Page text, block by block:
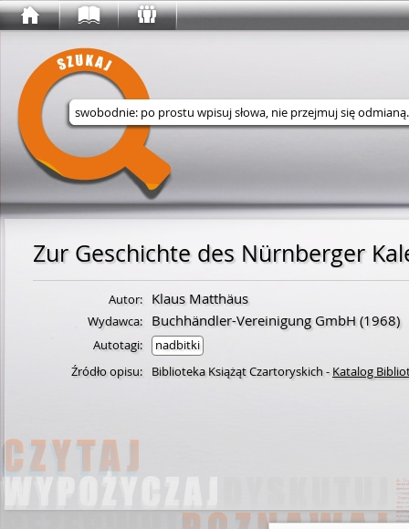
Wyszukaj w serwisie
Zur Geschichte des Nürnberger
Autor: Klaus Matthäus
Wydawca: Buchhändler-Vereinigung GmbH(1968)
Autotagi:
nadbitki
Źródło opisu:
Biblioteka Książąt Czartoryskich - Katalog